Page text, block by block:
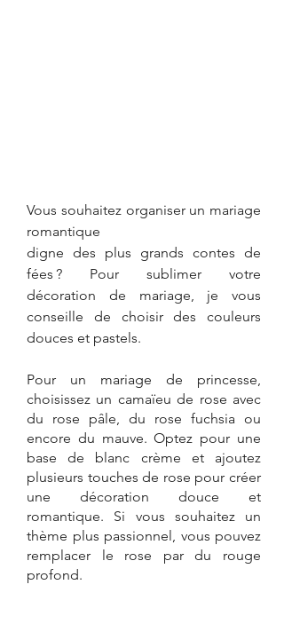
Vous souhaitez organiser un mariage
romantique
digne des plus grands contes de
fées ? Pour sublimer votre
décoration de mariage, je vous
conseille de choisir des couleurs
douces et pastels.
Pour un mariage de princesse,
choisissez un camaïeu de rose avec
du rose pâle, du rose fuchsia ou
encore du mauve. Optez pour une
base de blanc crème et ajoutez
plusieurs touches de rose pour créer
une décoration douce et
romantique. Si vous souhaitez un
thème plus passionnel, vous pouvez
remplacer le rose par du rouge
profond.